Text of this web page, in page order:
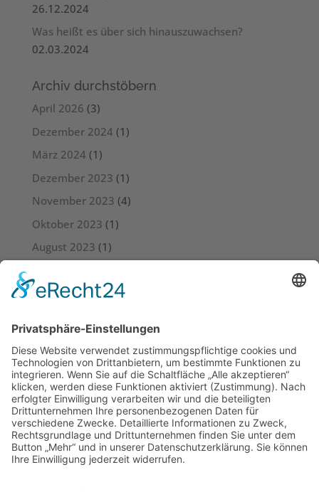
26.12.2024
Was heißt es über sich hinauszuwachsen?
02.03.2024
Archiv durchstöbern
April 2026 (3)
Dezember 2024 (1)
März 2024 (1)
Dezember 2023 (1)
November 2023 (4)
Oktober 2023 (1)
August 2023 (1)
Juni 2023(3)
April 2023
März 2023(5)
Februar 2023(3)
Januar 2023 (4)
Dezember 2022 (4)
November 2022(4)